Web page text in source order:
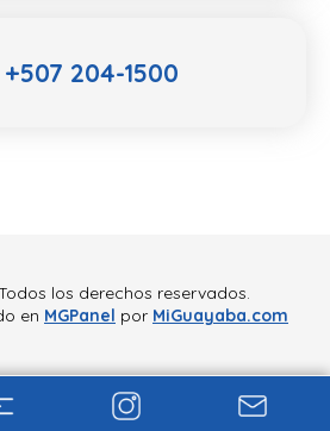
+507 204-1500
los derechos reservados.
en MGPanel por MiGuayaba.com